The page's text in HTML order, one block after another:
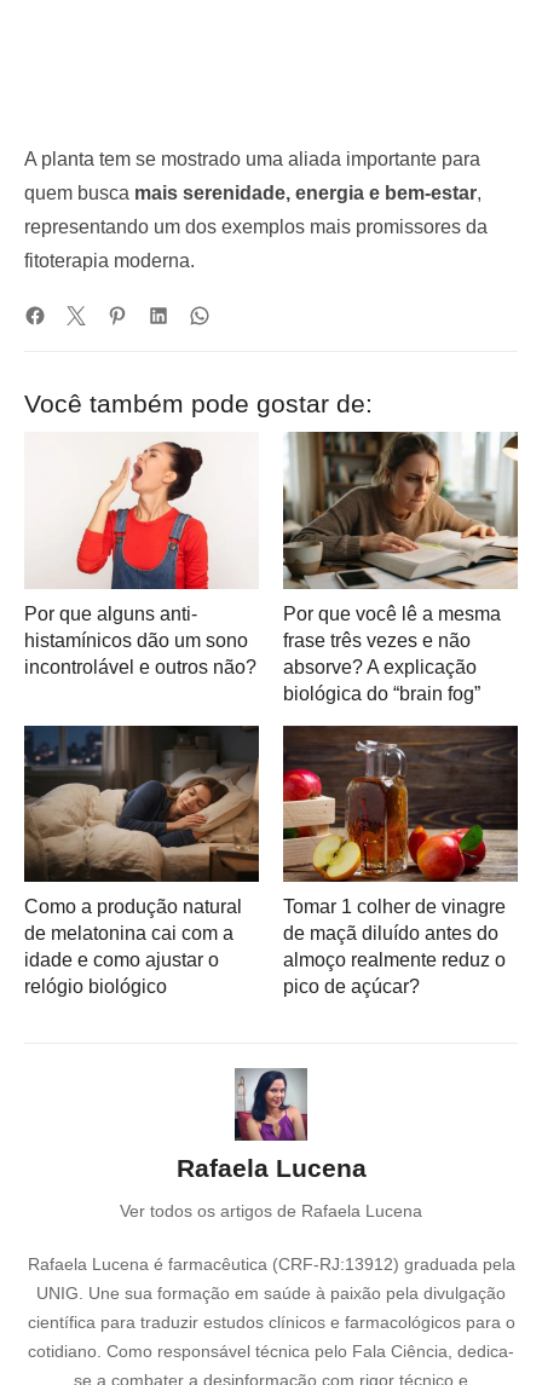
A planta tem se mostrado uma aliada importante para
quem busca mais serenidade, energia e bem-estar,
representando um dos exemplos mais promissores da
fitoterapia moderna.
Você também pode gostar de:
Por que alguns anti-
histamínicos dão um sono
incontrolável e outros não?
Por que você lê a mesma
frase três vezes e não
absorve? A explicação
biológica do “brain fog”
Como a produção natural
de melatonina cai com a
idade e como ajustar o
relógio biológico
Tomar 1 colher de vinagre
de maçã diluído antes do
almoço realmente reduz o
pico de açúcar?
Rafaela Lucena
Ver todos os artigos de Rafaela Lucena
Rafaela Lucena é farmacêutica (CRF-RJ:13912) graduada pela
UNIG. Une sua formação em saúde à paixão pela divulgação
científica para traduzir estudos clínicos e farmacológicos para o
cotidiano. Como responsável técnica pelo Fala Ciência, dedica-
se a combater a desinformação com rigor técnico e